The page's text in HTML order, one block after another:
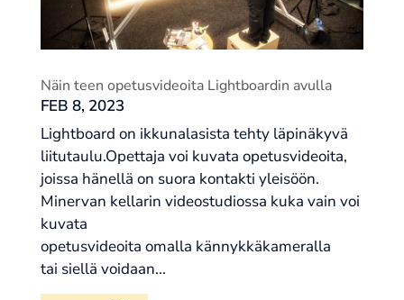
Näin teen opetusvideoita Lightboardin avulla
FEB 8, 2023
Lightboard on ikkunalasista tehty läpinäkyvä
liitutaulu.Opettaja voi kuvata opetusvideoita,
joissa hänellä on suora kontakti yleisöön.
Minervan kellarin videostudiossa kuka vain voi
kuvata
opetusvideoita omalla kännykkäkameralla
tai siellä voidaan...